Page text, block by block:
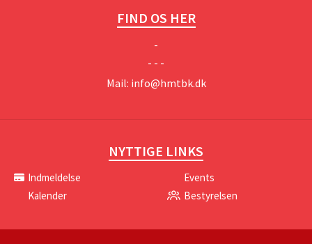
FIND OS HER
-
- - -
Mail: info@hmtbk.dk
NYTTIGE LINKS
Indmeldelse
Events
Kalender
Bestyrelsen